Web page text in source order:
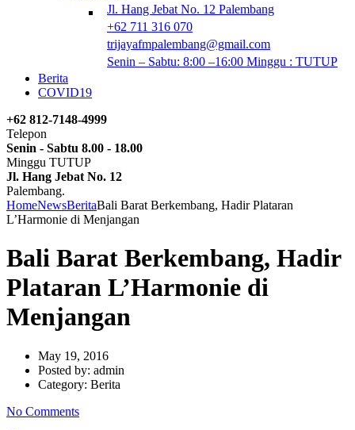
Jl. Hang Jebat No. 12 Palembang
+62 711 316 070
trijayafmpalembang@gmail.com
Senin – Sabtu: 8:00 –16:00 Minggu : TUTUP
Berita
COVID19
+62 812-7148-4999
Telepon
Senin - Sabtu 8.00 - 18.00
Minggu TUTUP
Jl. Hang Jebat No. 12
Palembang.
HomeNewsBeritaBali Barat Berkembang, Hadir Plataran
L’Harmonie di Menjangan
Bali Barat Berkembang, Hadir
Plataran L’Harmonie di
Menjangan
May 19, 2016
Posted by: admin
Category: Berita
No Comments